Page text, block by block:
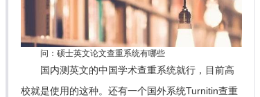
博士论文
问：硕士英文论文查重系统有哪些
国内测英文的中国学术查重系统就行，目前高
校就是使用的这种。还有一个国外系统Turnitin查重